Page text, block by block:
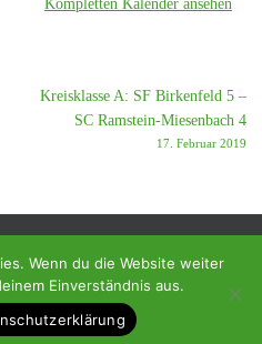
Kompletten Kalender ansehen
Kreisklasse A: SF Birkenfeld 5 –
SC Ramstein-Miesenbach 4
17. Februar 2019
SC Ramstein-Miesenbach
Präsentiert von Tempera
Wenn du die Website weiter
Einverständnis aus.